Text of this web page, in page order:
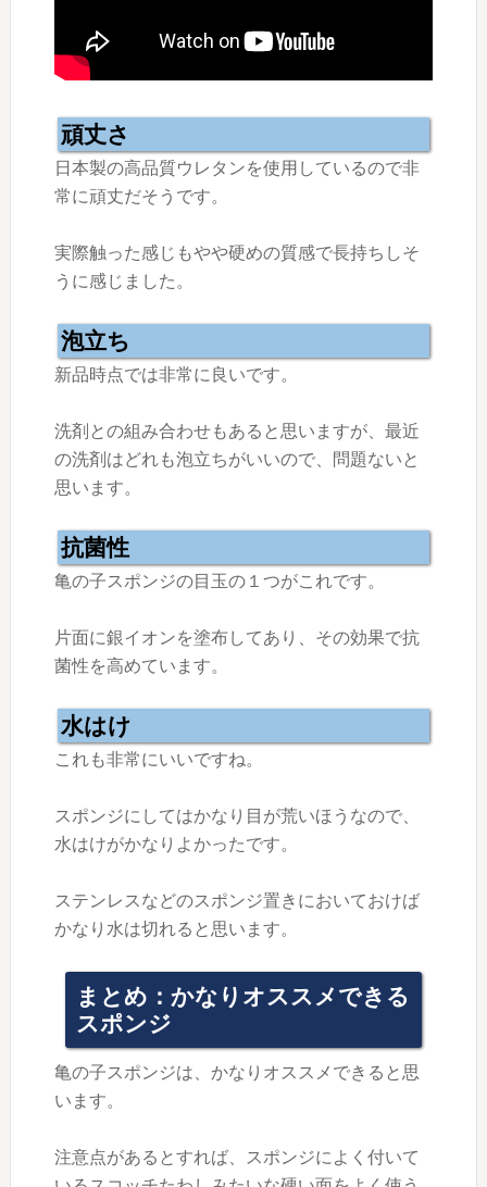
頑丈さ
日本製の高品質ウレタンを使用しているので非
常に頑丈だそうです。
実際触った感じもやや硬めの質感で長持ちしそ
うに感じました。
泡立ち
新品時点では非常に良いです。
洗剤との組み合わせもあると思いますが、最近
の洗剤はどれも泡立ちがいいので、問題ないと
思います。
抗菌性
亀の子スポンジの目玉の１つがこれです。
片面に銀イオンを塗布してあり、その効果で抗
菌性を高めています。
水はけ
これも非常にいいですね。
スポンジにしてはかなり目が荒いほうなので、
水はけがかなりよかったです。
ステンレスなどのスポンジ置きにおいておけば
かなり水は切れると思います。
まとめ：かなりオススメできる
スポンジ
亀の子スポンジは、かなりオススメできると思
います。
注意点があるとすれば、スポンジによく付いて